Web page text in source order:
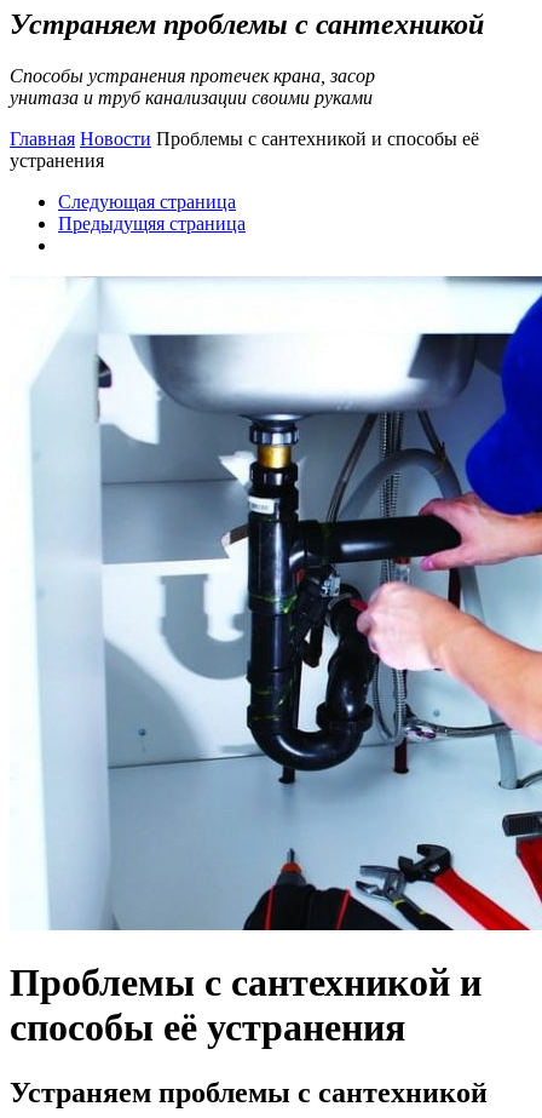
Устраняем проблемы с сантехникой
Способы устранения протечек крана, засор
унитаза и труб канализации своими руками
Главная Новости Проблемы с сантехникой и способы её
устранения
Следующая страница
Предыдущяя страница
Проблемы с сантехникой и
способы её устранения
Устраняем проблемы с сантехникой